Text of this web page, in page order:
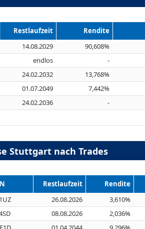
Restlaufzeit Rendite
14.08.2029 90,608%
endlos -
24.02.2032 13,768%
01.07.2049 7,442%
24.02.2036 -
Stuttgart nach Trades
Restlaufzeit Rendite
26.08.2026 3,610%
08.08.2026 2,036%